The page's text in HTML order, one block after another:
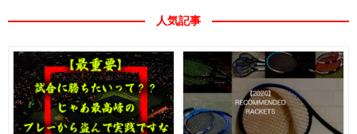
人気記事